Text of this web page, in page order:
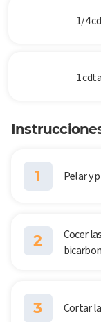
1/4
1
1 Pelar y
2
Cocer
3 Cortar